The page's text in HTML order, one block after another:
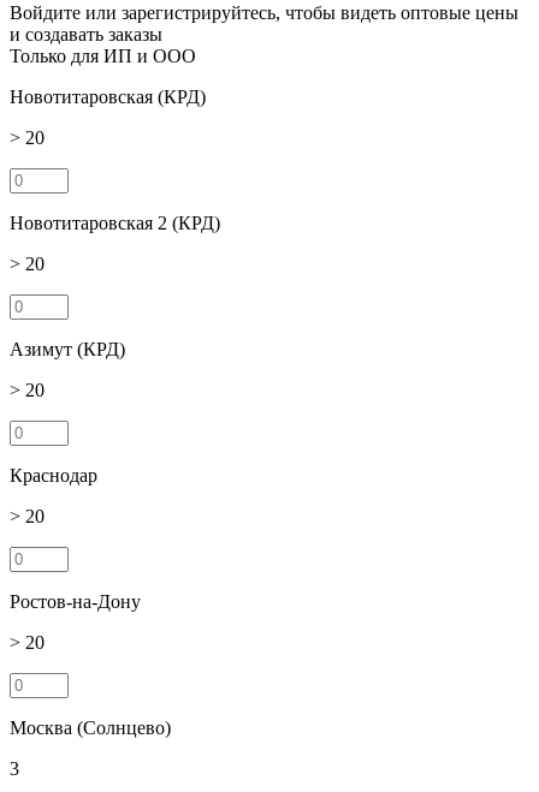
Войдите или зарегистрируйтесь, чтобы видеть оптовые цены
и создавать заказы
Только для ИП и ООО
Новотитаровская (КРД)
> 20
Новотитаровская 2 (КРД)
> 20
Азимут (КРД)
> 20
Краснодар
> 20
Ростов-на-Дону
> 20
Москва (Солнцево)
3